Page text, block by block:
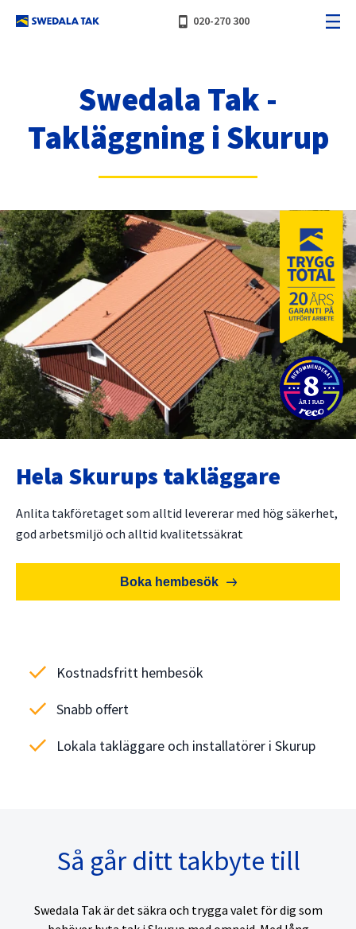
phone_iphone 020-270 300
Swedala Tak -
Takläggning i Skurup
Hela Skurups takläggare
Anlita takföretaget som alltid levererar med hög säkerhet,
god arbetsmiljö och alltid kvalitetssäkrat
Boka hembesök
check Kostnadsfritt hembesök
check Snabb offert
check Lokala takläggare och installatörer i Skurup
Så går ditt takbyte till
Swedala Tak är det säkra och trygga valet för dig som